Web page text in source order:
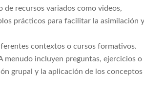
de recursos variados como videos,
prácticos para facilitar la asimilación y
contextos o cursos formativos.
menudo incluyen preguntas, ejercicios o
grupal y la aplicación de los conceptos